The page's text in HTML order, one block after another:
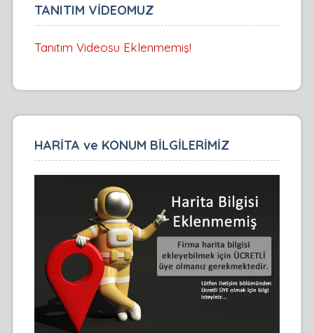
TANITIM VİDEOMUZ
Tanıtım Videosu Eklenmemiş!
HARİTA ve KONUM BİLGİLERİMİZ